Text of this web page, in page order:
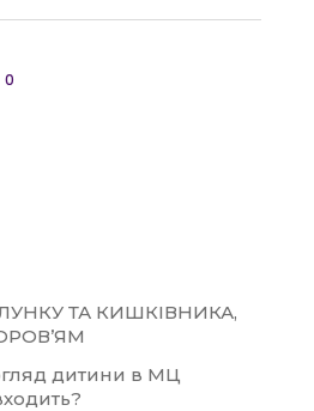
0
ТА КИШКІВНИКА,
дитини в МЦ